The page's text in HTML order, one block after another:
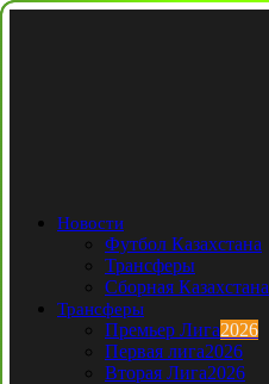
Новости
Футбол Казахстана
Трансферы
Сборная Казахстана
Трансферы
Премьер Лига2026
Первая лига2026
Вторая Лига2026